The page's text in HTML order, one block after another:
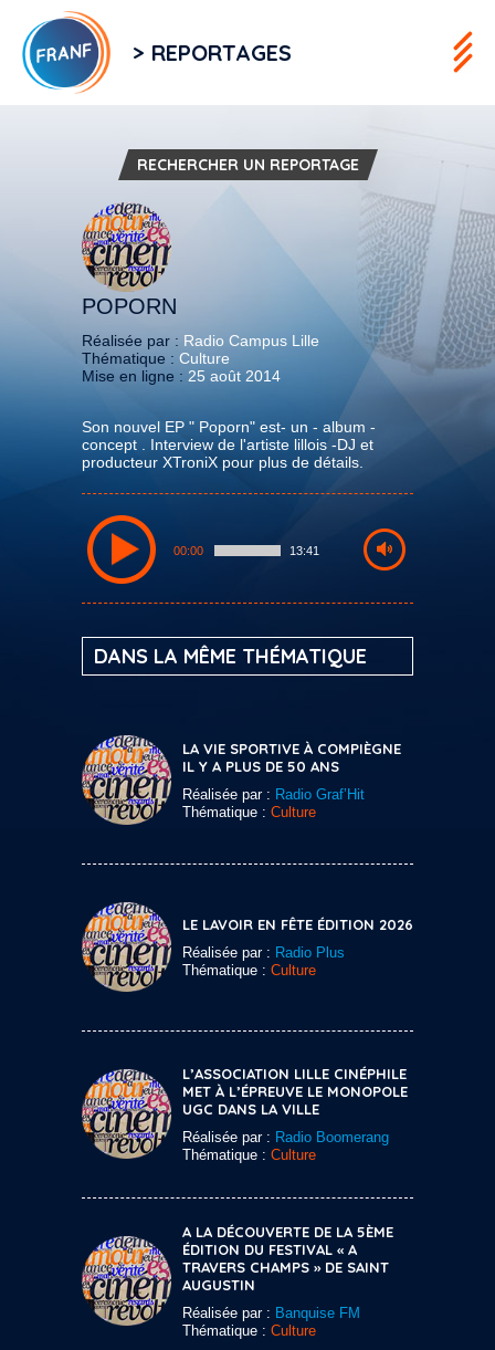
> REPORTAGES
RECHERCHER UN REPORTAGE
POPORN
Réalisée par : Radio Campus Lille
Thématique : Culture
Mise en ligne : 25 août 2014
Son nouvel EP " Poporn" est- un - album -
concept . Interview de l'artiste lillois -DJ et
producteur XTroniX pour plus de détails.
00:00 13:41
DANS LA MÊME THÉMATIQUE
LA VIE SPORTIVE À COMPIÈGNE
IL Y A PLUS DE 50 ANS
Réalisée par : Radio Graf’Hit
Thématique : Culture
LE LAVOIR EN FÊTE ÉDITION 2026
Réalisée par : Radio Plus
Thématique : Culture
L’ASSOCIATION LILLE CINÉPHILE
MET À L’ÉPREUVE LE MONOPOLE
UGC DANS LA VILLE
Réalisée par : Radio Boomerang
Thématique : Culture
A LA DÉCOUVERTE DE LA 5ÈME
ÉDITION DU FESTIVAL « A
TRAVERS CHAMPS » DE SAINT
AUGUSTIN
Réalisée par : Banquise FM
Thématique : Culture